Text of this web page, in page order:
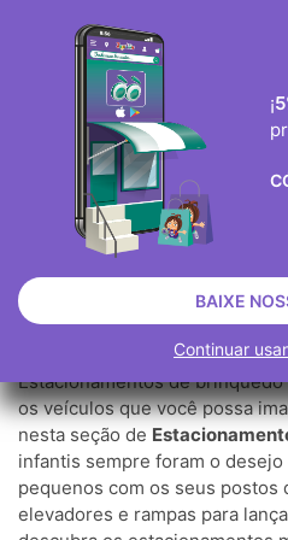
Estacionamentos de
os veículos que você possa
nesta seção de
infantis sempre foram o
pequenos com os seus postos
elevadores e rampas para
¡
BAIXE
Continuar